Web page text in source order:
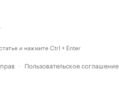
и нажмите Ctrl + Enter
· Пользовательское соглашение